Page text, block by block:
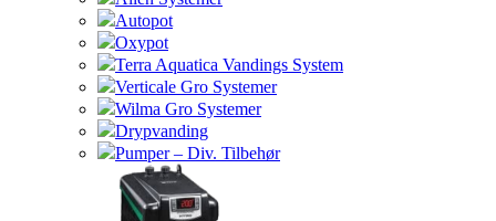
Autopot
Oxypot
Terra Aquatica Vandings System
Verticale Gro Systemer
Wilma Gro Systemer
Drypvanding
Pumper – Div. Tilbehør